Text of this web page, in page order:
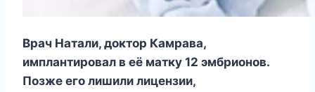
Врач Натали, доктор Камрава,
имплантировал в её матку 12 эмбрионов.
Позже его лишили лицензии,